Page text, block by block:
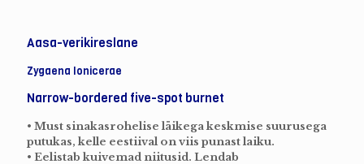
Aasa-verikireslane
Zygaena lonicerae
Narrow-bordered five-spot burnet
• Must sinakasrohelise läikega keskmise suurusega
putukas, kelle eestiival on viis punast laiku.
• Eelistab kuivemad niitusid. Lendab